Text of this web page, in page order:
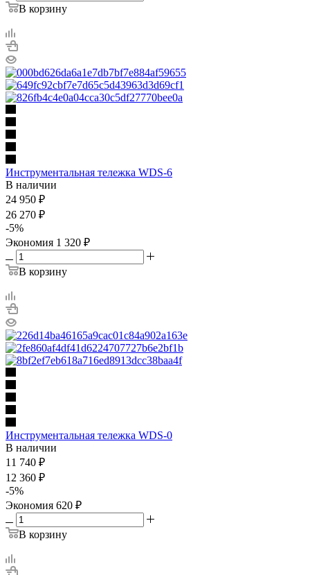
В корзину
Инструментальная тележка WDS-6
В наличии
24 950 ₽
26 270 ₽
-5%
Экономия 1 320 ₽
В корзину
Инструментальная тележка WDS-0
В наличии
11 740 ₽
12 360 ₽
-5%
Экономия 620 ₽
В корзину